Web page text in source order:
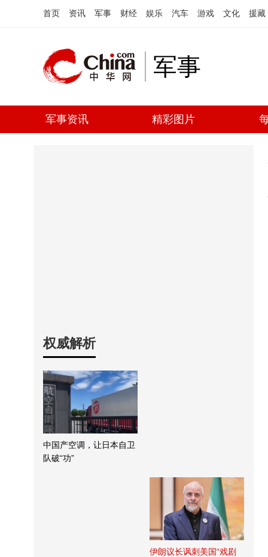
首页 资讯 军事 财经 娱乐 汽车 游戏 文化 援藏
军事
军事资讯 精彩图片
权威解析
中国产空调，让日本自卫
队破“功”
伊朗议长讽刺美国“戏剧